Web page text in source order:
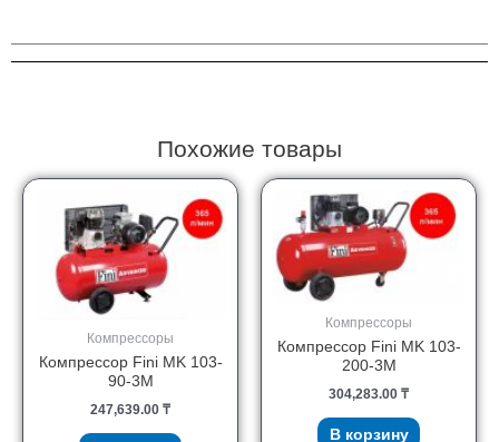
876
Похожие товары
Компрессоры
Компрессор Fini MK 103-
90-3M
247,639.00 ₸
Компрессоры
Компрессор Fini MK 103-
200-3M
304,283.00 ₸
В корзину